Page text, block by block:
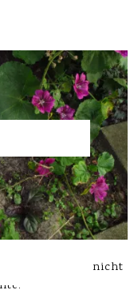
an, die ich euch nicht